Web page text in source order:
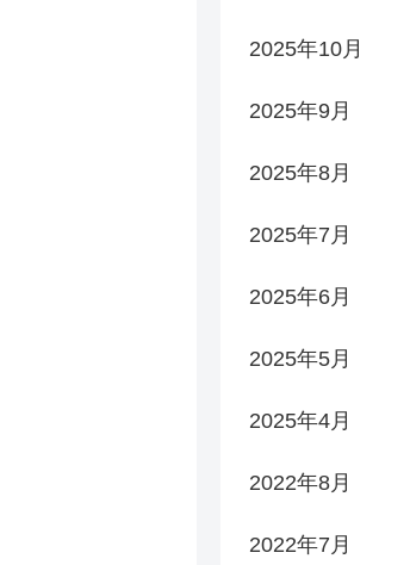
2025年10月
2025年9月
2025年8月
2025年7月
2025年6月
2025年5月
2025年4月
2022年8月
2022年7月